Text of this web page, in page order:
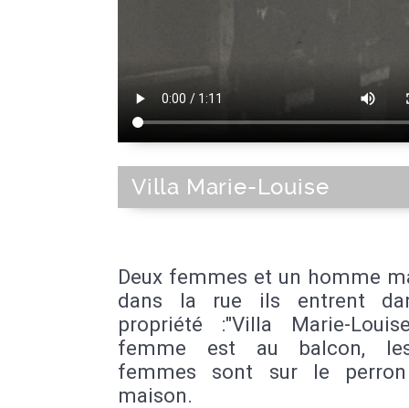
Villa Marie-Louise
Deux femmes et un homme
dans la rue ils entrent
propriété :"Villa Marie-
femme est au balcon,
femmes sont sur le
maison.